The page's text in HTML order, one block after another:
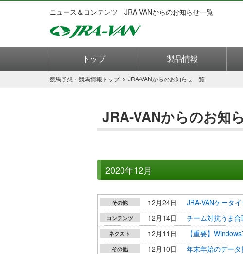
ニュース＆コンテンツ｜JRA-VANからのお知らせ一覧
トップ 製品情報
競馬予想・競馬情報 トップ JRA-VANからのお知らせ一覧
JRA-VANからのお知
2020年12月
その他 12月24日 JRA-VANケータ
コンテンツ 12月14日 チーム対抗うま
ネクスト 12月11日 【重要】
その他 12月10日 年末年始のデー